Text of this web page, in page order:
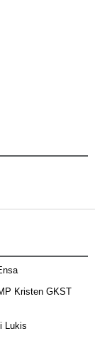
Kristen GKST
Lukis